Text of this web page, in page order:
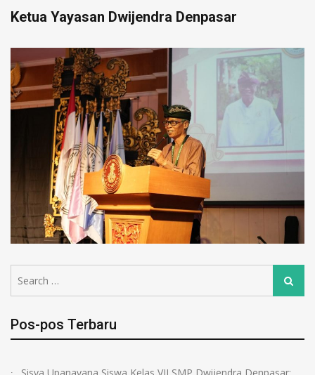
Ketua Yayasan Dwijendra Denpasar
Pos-pos Terbaru
Sisya Upanayana Siswa Kelas VII SMP Dwijendra Denpasar: